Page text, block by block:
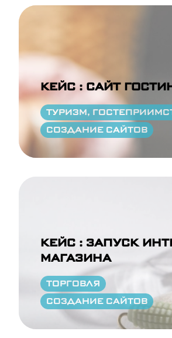
КЕЙС : САЙТ
ТУРИЗМ,
СОЗДАНИЕ САЙТОВ
КЕЙС : ЗАПУСК
МАГАЗИНА
ТОРГОВЛЯ
СОЗДАНИЕ САЙТОВ